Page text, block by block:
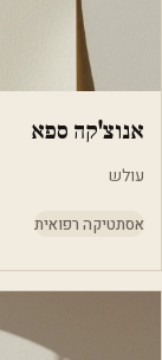
אנוצ'קה ספא
עולש
אסתטיקה רפואית